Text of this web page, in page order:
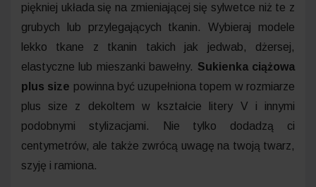
piękniej układa się na zmieniającej się sylwetce niż te z
grubych lub przylegających tkanin. Wybieraj modele
lekko tkane z tkanin takich jak jedwab, dżersej,
elastyczne lub mieszanki bawełny. Sukienka ciążowa
plus size powinna być uzupełniona topem w rozmiarze
plus size z dekoltem w kształcie litery V i innymi
podobnymi stylizacjami. Nie tylko dodadzą ci
centymetrów, ale także zwrócą uwagę na twoją twarz,
szyję i ramiona.